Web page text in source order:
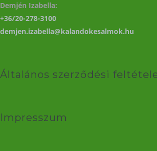
Demjén Izabella:
+36/20-278-3100
demjen.izabella@kalandokesalmok.hu
Általános szerződési
Impresszum